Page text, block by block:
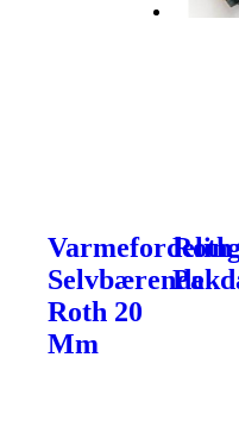
Selvbærende
Roth 20
Mm
Roth